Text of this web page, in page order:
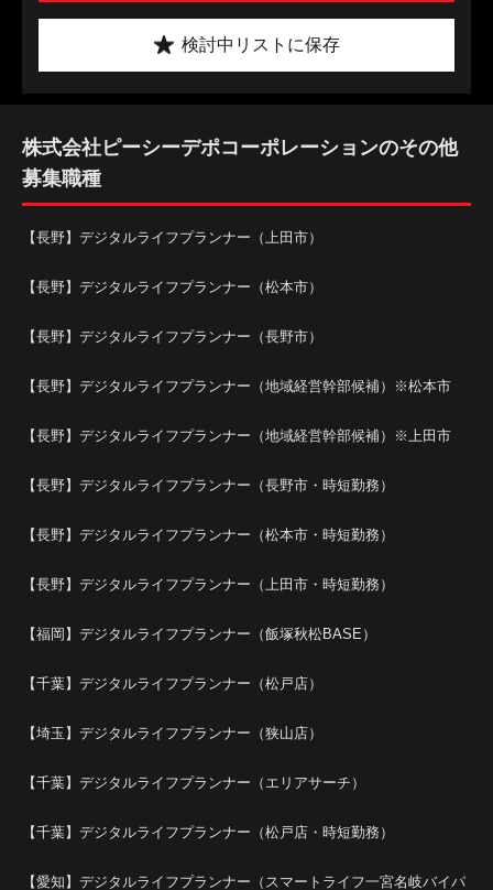
検討中リストに保存
株式会社ピーシーデポコーポレーションのその他
募集職種
【長野】デジタルライフプランナー（上田市）
【長野】デジタルライフプランナー（松本市）
【長野】デジタルライフプランナー（長野市）
【長野】デジタルライフプランナー（地域経営幹部候補）※松本市
【長野】デジタルライフプランナー（地域経営幹部候補）※上田市
【長野】デジタルライフプランナー（長野市・時短勤務）
【長野】デジタルライフプランナー（松本市・時短勤務）
【長野】デジタルライフプランナー（上田市・時短勤務）
【福岡】デジタルライフプランナー（飯塚秋松BASE）
【千葉】デジタルライフプランナー（松戸店）
【埼玉】デジタルライフプランナー（狭山店）
【千葉】デジタルライフプランナー（エリアサーチ）
【千葉】デジタルライフプランナー（松戸店・時短勤務）
【愛知】デジタルライフプランナー（スマートライフ一宮名岐バイパ